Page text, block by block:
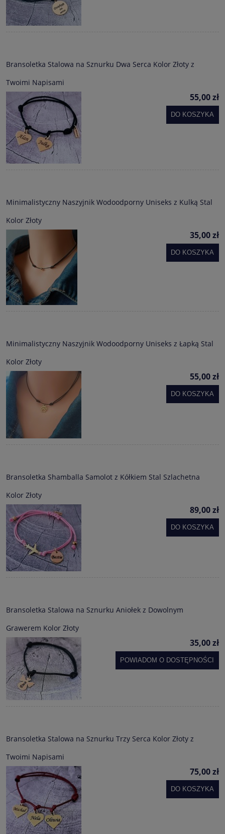
Bransoletka Stalowa na Sznurku Dwa Serca Kolor Złoty z
Twoimi Napisami
55,00 zł
DO KOSZYKA
Minimalistyczny Naszyjnik Wodoodporny Uniseks z Kulką Stal
Kolor Złoty
35,00 zł
DO KOSZYKA
Minimalistyczny Naszyjnik Wodoodporny Uniseks z Łapką Stal
Kolor Złoty
55,00 zł
DO KOSZYKA
Bransoletka Shamballa Samolot z Kółkiem Stal Szlachetna
Kolor Złoty
89,00 zł
DO KOSZYKA
Bransoletka Stalowa na Sznurku Aniołek z Dowolnym
Grawerem Kolor Złoty
35,00 zł
POWIADOM O DOSTĘPNOŚCI
Bransoletka Stalowa na Sznurku Trzy Serca Kolor Złoty z
Twoimi Napisami
75,00 zł
DO KOSZYKA